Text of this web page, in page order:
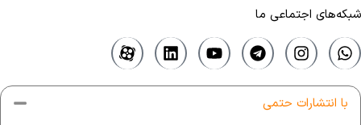
شبکه‌های اجتماعی ما
با انتشارات حتمی